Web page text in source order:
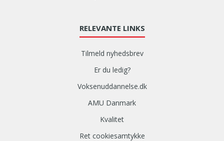
RELEVANTE LINKS
Tilmeld nyhedsbrev
Er du ledig?
Voksenuddannelse.dk
AMU Danmark
Kvalitet
Ret cookiesamtykke